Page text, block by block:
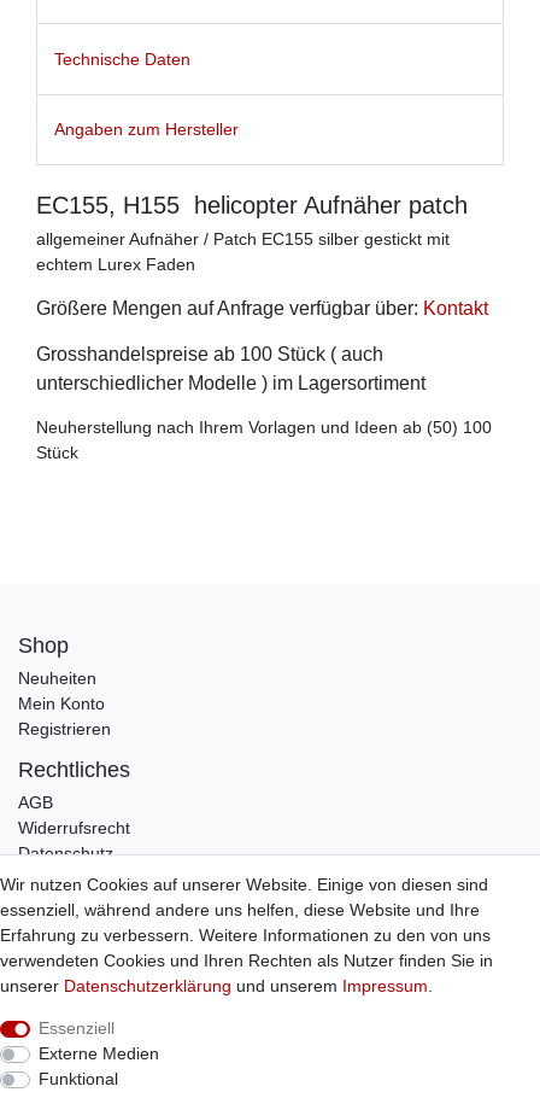
Technische Daten
Angaben zum Hersteller
EC155, H155 helicopter Aufnäher patch
allgemeiner Aufnäher / Patch EC155 silber gestickt mit
echtem Lurex Faden
Größere Mengen auf Anfrage verfügbar über: Kontakt
Grosshandelspreise ab 100 Stück ( auch
unterschiedlicher Modelle ) im Lagersortiment
Neuherstellung nach Ihrem Vorlagen und Ideen ab (50) 100
Stück
Shop
Neuheiten
Mein Konto
Registrieren
Rechtliches
AGB
Widerrufsrecht
Datenschutz
Impressum
Infos
Zahlung / Versand
Individuelle Anfertigung
Bestellung widerrufen
Wir nutzen Cookies auf unserer Website. Einige von diesen sind
essenziell, während andere uns helfen, diese Website und Ihre
Erfahrung zu verbessern. Weitere Informationen zu den von uns
verwendeten Cookies und Ihren Rechten als Nutzer finden Sie in
unserer Daten­schutz­erklärung und unserem Impressum
Essenziell
Externe Medien
Funktional